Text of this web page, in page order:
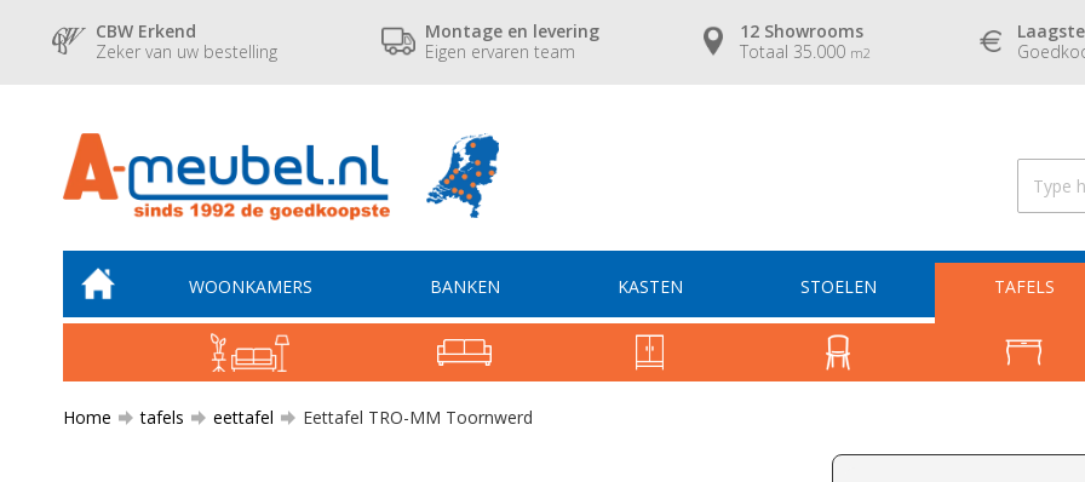
CBW Erkend
Zeker van uw bestelling
Montage en levering
Eigen ervaren team
12 Showrooms
Totaal 35.000 m2
WOONKAMERS BANKEN KASTEN STOELEN TAFELS
Home tafels eettafel Eettafel TRO-MM Toornwerd